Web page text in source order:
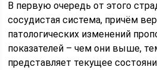
В первую очередь от этого
сосудистая система, причём
патологических изменений
показателей – чем они выше,
представляет текущее